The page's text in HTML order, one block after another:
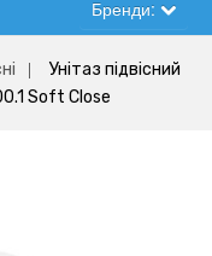
Бренди:
Унітаз підвісний
Soft Close